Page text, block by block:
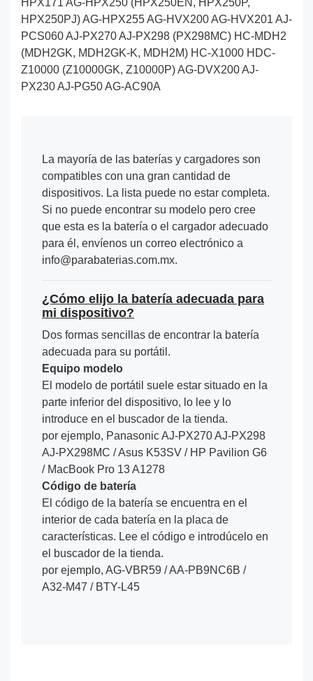
HPX171 AG-HPX250 (HPX250EN, HPX250P,
HPX250PJ) AG-HPX255 AG-HVX200 AG-HVX201 AJ-
PCS060 AJ-PX270 AJ-PX298 (PX298MC) HC-MDH2
(MDH2GK, MDH2GK-K, MDH2M) HC-X1000 HDC-
Z10000 (Z10000GK, Z10000P) AG-DVX200 AJ-
PX230 AJ-PG50 AG-AC90A
La mayoría de las baterías y cargadores son
compatibles con una gran cantidad de
dispositivos. La lista puede no estar completa.
Si no puede encontrar su modelo pero cree
que esta es la batería o el cargador adecuado
para él, envíenos un correo electrónico a
info@parabaterias.com.mx.
¿Cómo elijo la batería adecuada para
mi dispositivo?
Dos formas sencillas de encontrar la batería
adecuada para su portátil.
Equipo modelo
El modelo de portátil suele estar situado en la
parte inferior del dispositivo, lo lee y lo
introduce en el buscador de la tienda.
por ejemplo, Panasonic AJ-PX270 AJ-PX298
AJ-PX298MC / Asus K53SV / HP Pavilion G6
/ MacBook Pro 13 A1278
Código de batería
El código de la batería se encuentra en el
interior de cada batería en la placa de
características. Lee el código e introdúcelo en
el buscador de la tienda.
por ejemplo, AG-VBR59 / AA-PB9NC6B /
A32-M47 / BTY-L45